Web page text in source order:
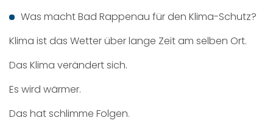
Was macht Bad Rappenau für den Klima-Schutz?
Klima ist das Wetter über lange Zeit am selben Ort.
Das Klima verändert sich.
Es wird wärmer.
Das hat schlimme Folgen.